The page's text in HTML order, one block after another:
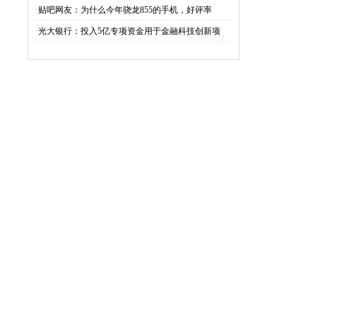
·贴吧网友：为什么今年骁龙855的手机，好评率
·光大银行：投入5亿专项资金用于金融科技创新项